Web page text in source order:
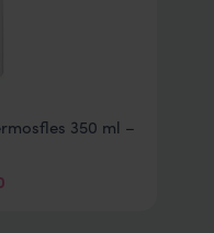
350 ml –